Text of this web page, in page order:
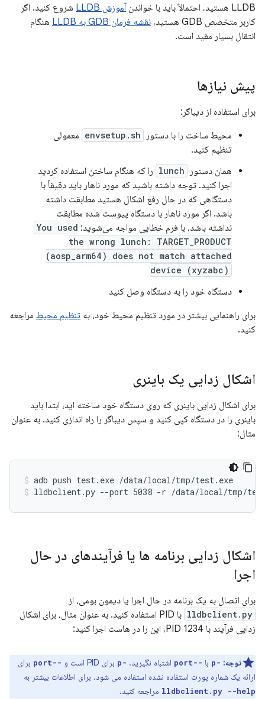
LLDB هستید، احتمالاً باید با خواندن
آموزش LLDB
شروع کنید. اگر
کاربر متخصص GDB هستید،
نقشه فرمان GDB به LLDB
هنگام
انتقال بسیار مفید است.
پیش نیازها
برای استفاده از دیباگر:
محیط ساخت را با دستور
envsetup.sh معمولی
تنظیم کنید.
همان دستور
lunch را که هنگام ساختن استفاده کردید
اجرا کنید. توجه داشته باشید که مورد ناهار باید دقیقاً با
دستگاهی که در حال رفع اشکال هستید مطابقت داشته
باشد. اگر مورد ناهار با دستگاه پیوست شده مطابقت
نداشته باشد، با فرم خطایی مواجه می‌شوید: You used
the wrong lunch: TARGET_PRODUCT
(aosp_arm64) does not match attached
device (xyzabc)
دستگاه خود را به دستگاه وصل کنید
برای راهنمایی بیشتر در مورد تنظیم محیط خود، به تنظیم محیط مراجعه
کنید.
اشکال زدایی یک باینری
برای اشکال زدایی باینری که روی دستگاه خود ساخته اید، ابتدا باید
باینری را در دستگاه کپی کنید و سپس دیباگر را راه اندازی کنید. به عنوان
مثال:
adb push test.exe /data/local/tmp/test.exe
lldbclient.py --port 5038 -r /data/local/tmp/
اشکال زدایی برنامه ها یا فرآیندهای در حال
اجرا
برای اتصال به یک برنامه در حال اجرا یا دیمون بومی، از
lldbclient.py
با PID استفاده کنید. به عنوان مثال، برای اشکال
زدایی فرآیند با PID 1234، این را در هاست اجرا کنید:
توجه: -p با --port اشتباه نگیرید. -p برای PID است و --port
برای
ارائه یک شماره پورت استفاده نشده استفاده می شود. برای اطلاعات بیشتر به
lldbclient.py --help مراجعه کنید.